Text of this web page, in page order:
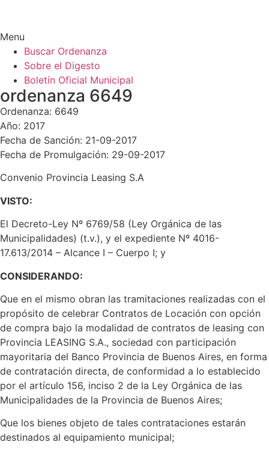
Menu
Buscar Ordenanza
Sobre el Digesto
Boletín Oficial Municipal
ordenanza 6649
Ordenanza: 6649
Año: 2017
Fecha de Sanción: 21-09-2017
Fecha de Promulgación: 29-09-2017
Convenio Provincia Leasing S.A
VISTO:
El Decreto-Ley Nº 6769/58 (Ley Orgánica de las
Municipalidades) (t.v.), y el expediente Nº 4016-
17.613/2014 – Alcance I – Cuerpo I; y
CONSIDERANDO:
Que en el mismo obran las tramitaciones realizadas con el
propósito de celebrar Contratos de Locación con opción
de compra bajo la modalidad de contratos de leasing con
Provincia LEASING S.A., sociedad con participación
mayoritaria del Banco Provincia de Buenos Aires, en forma
de contratación directa, de conformidad a lo establecido
por el artículo 156, inciso 2 de la Ley Orgánica de las
Municipalidades de la Provincia de Buenos Aires;
Que los bienes objeto de tales contrataciones estarán
destinados al equipamiento municipal;